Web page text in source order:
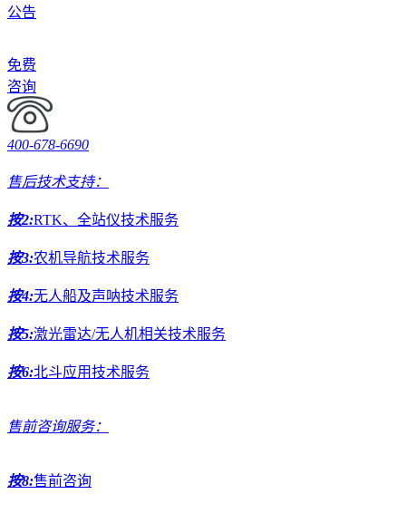
公告
免费
咨询
400-678-6690
售后技术支持：
按2:RTK、全站仪技术服务
按3:农机导航技术服务
按4:无人船及声呐技术服务
按5:激光雷达/无人机相关技术服务
按6:北斗应用技术服务
售前咨询服务：
按8:售前咨询